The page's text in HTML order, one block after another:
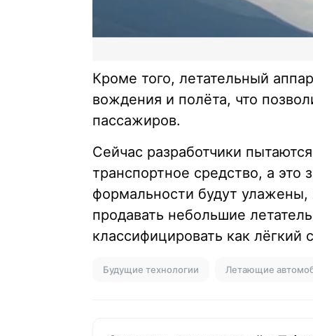
Кроме того, летательный
вождения и полёта, что
пассажиров.
Сейчас разработчики
транспортное средство, а это
формальности будут улажены,
продавать небольшие
классифицировать как лёгкий
Будущие технологии Летающие